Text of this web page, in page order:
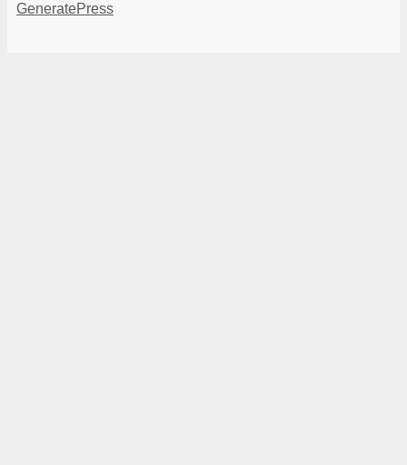
GeneratePress